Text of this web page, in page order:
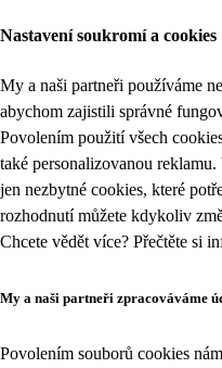
Nastavení soukromí a cookies
My a naši partneři používáme
abychom zajistili správné
Povolením použití všech
také personalizovanou
jen nezbytné cookies, které
rozhodnutí můžete kdykoliv
Chcete vědět více? Přečtěte si
My a naši partneři zpracováváme
Povolením souborů cookies